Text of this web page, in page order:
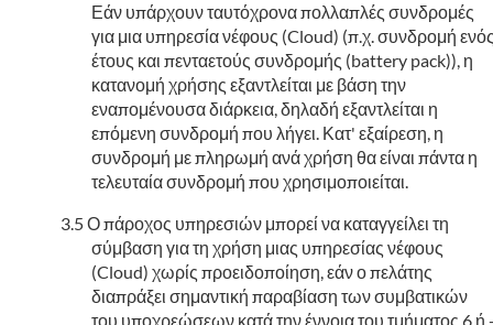
Εάν υπάρχουν ταυτόχρονα πολλαπλές συνδρομές
για μια υπηρεσία νέφους (Cloud) (π.χ. συνδρομή
έτους και πενταετούς συνδρομής (battery pack)), η
κατανομή χρήσης εξαντλείται με βάση την
εναπομένουσα διάρκεια, δηλαδή εξαντλείται η
επόμενη συνδρομή που λήγει. Κατ' εξαίρεση, η
συνδρομή με πληρωμή ανά χρήση θα είναι πάντα η
τελευταία συνδρομή που χρησιμοποιείται.
Ο πάροχος υπηρεσιών μπορεί να καταγγείλει τη
σύμβαση για τη χρήση μιας υπηρεσίας νέφους
(Cloud) χωρίς προειδοποίηση, εάν ο πελάτης
διαπράξει σημαντική παραβίαση των συμβατικών
του υποχρεώσεων κατά την έννοια του τμήματος 6 ή